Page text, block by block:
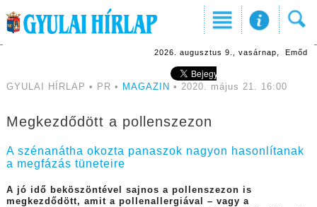
2026. augusztus 9., vasárnap, Emőd
GYULAI HÍRLAP • PR • MAGAZIN • 2020. május 21. 16:00
Megkezdődött a pollenszezon
A szénanátha okozta panaszok nagyon hasonlítanak
a megfázás tüneteire
A jó idő beköszöntével sajnos a pollenszezon is
megkezdődött, amit a pollenallergiával – vagy a